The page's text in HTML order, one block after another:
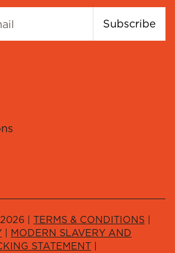
Subscribe
| TERMS & CONDITIONS |
| MODERN SLAVERY AND
STATEMENT |